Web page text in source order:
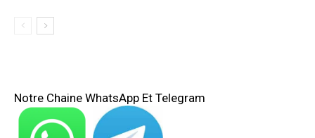
Notre Chaine WhatsApp Et Telegram